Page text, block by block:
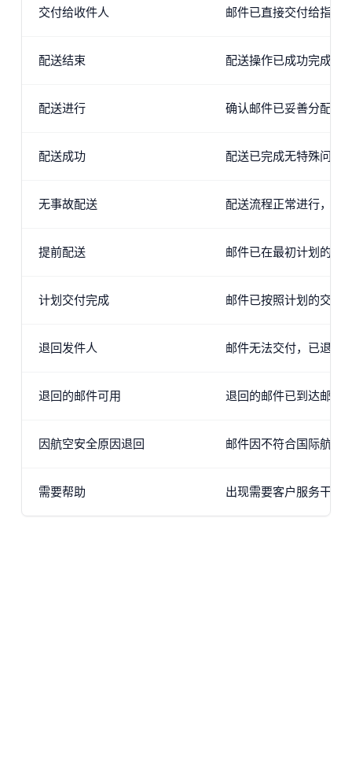
交付给收件人 邮件已直接交付给指定
配送结束 配送操作已成功完成。
配送进行 确认邮件已妥善分配到
配送成功 配送已完成无特殊问题
无事故配送 配送流程正常进行，无
提前配送 邮件已在最初计划的交
计划交付完成 邮件已按照计划的交付
退回发件人 邮件无法交付，已退回
退回的邮件可用 退回的邮件已到达邮局
因航空安全原因退回 邮件因不符合国际航空
需要帮助 出现需要客户服务干预